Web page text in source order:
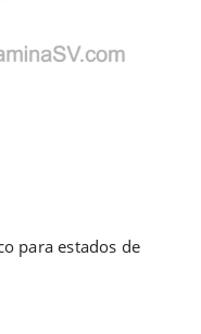
para estados de